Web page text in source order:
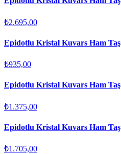
₺2.695,00
Epidotlu Kristal Kuvars Ham Taş
₺935,00
Epidotlu Kristal Kuvars Ham Taş
₺1.375,00
Epidotlu Kristal Kuvars Ham Taş
₺1.705,00